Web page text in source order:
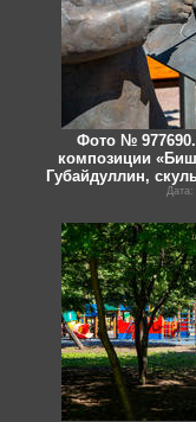
Фото № 977690.
композиции
Губайдуллин,
Дата: